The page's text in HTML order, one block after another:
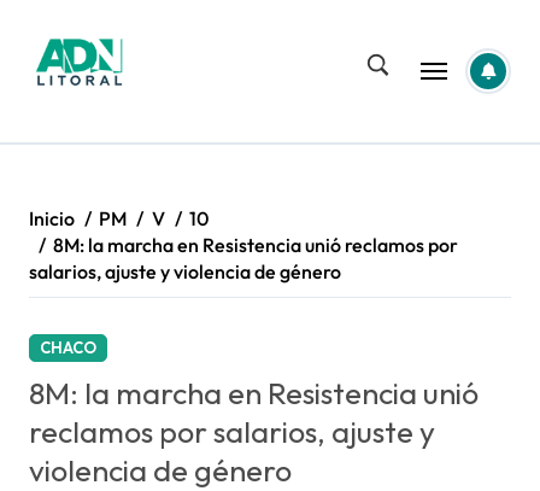
contenido
Inicio PM V
10
8M: la marcha en Resistencia unió reclamos por
salarios, ajuste y violencia de género
CHACO
8M: la marcha en Resistencia unió
reclamos por salarios, ajuste y
violencia de género